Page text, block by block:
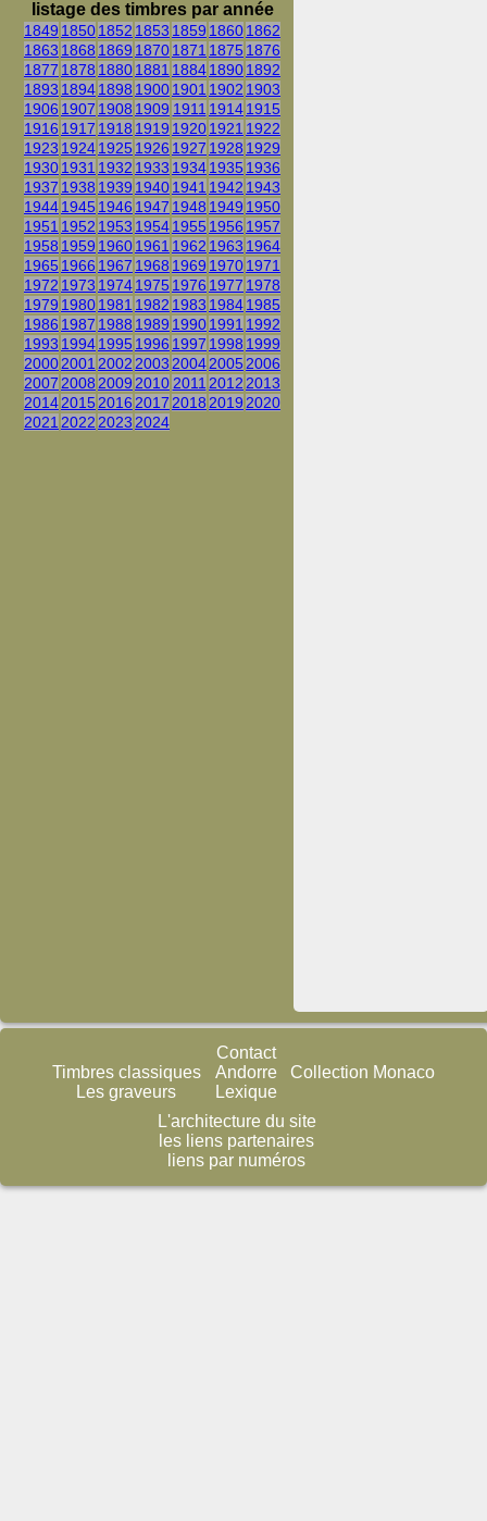
listage des timbres par année
1849 18501852 1853 1859 18601862
1863 1868 1869 18701871 1875 1876
1877 1878 18801881 188418901892
1893 18941898 19001901 1902 1903
1906 1907 1908 1909 1911 19141915
1916 1917 1918 1919 19201921 1922
1923 19241925 1926 1927 1928 1929
19301931 1932 1933 19341935 1936
1937 1938 1939 19401941 1942 1943
19441945 1946 1947 1948 1949 1950
1951 1952 1953 19541955 1956 1957
1958 1959 19601961 1962 1963 1964
1965 1966 1967 1968 1969 19701971
1972 1973 19741975 1976 1977 1978
1979 19801981 1982 1983 19841985
1986 1987 1988 1989 19901991 1992
1993 19941995 1996 1997 1998 1999
2000200120022003200420052006
2007200820092010201120122013
2014201520162017201820192020
2021202220232024
Timbres classiques
Les graveurs
Contact
Andorre
Lexique
Collection Monaco
L'architecture du site
les liens partenaires
liens par numéros